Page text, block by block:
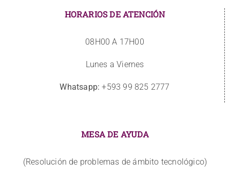
HORARIOS DE ATENCIÓN
08H00 A 17H00
Lunes a Viernes
Whatsapp: +593 99 825 2777
MESA DE AYUDA
(Resolución de problemas de ámbito tecnológico)